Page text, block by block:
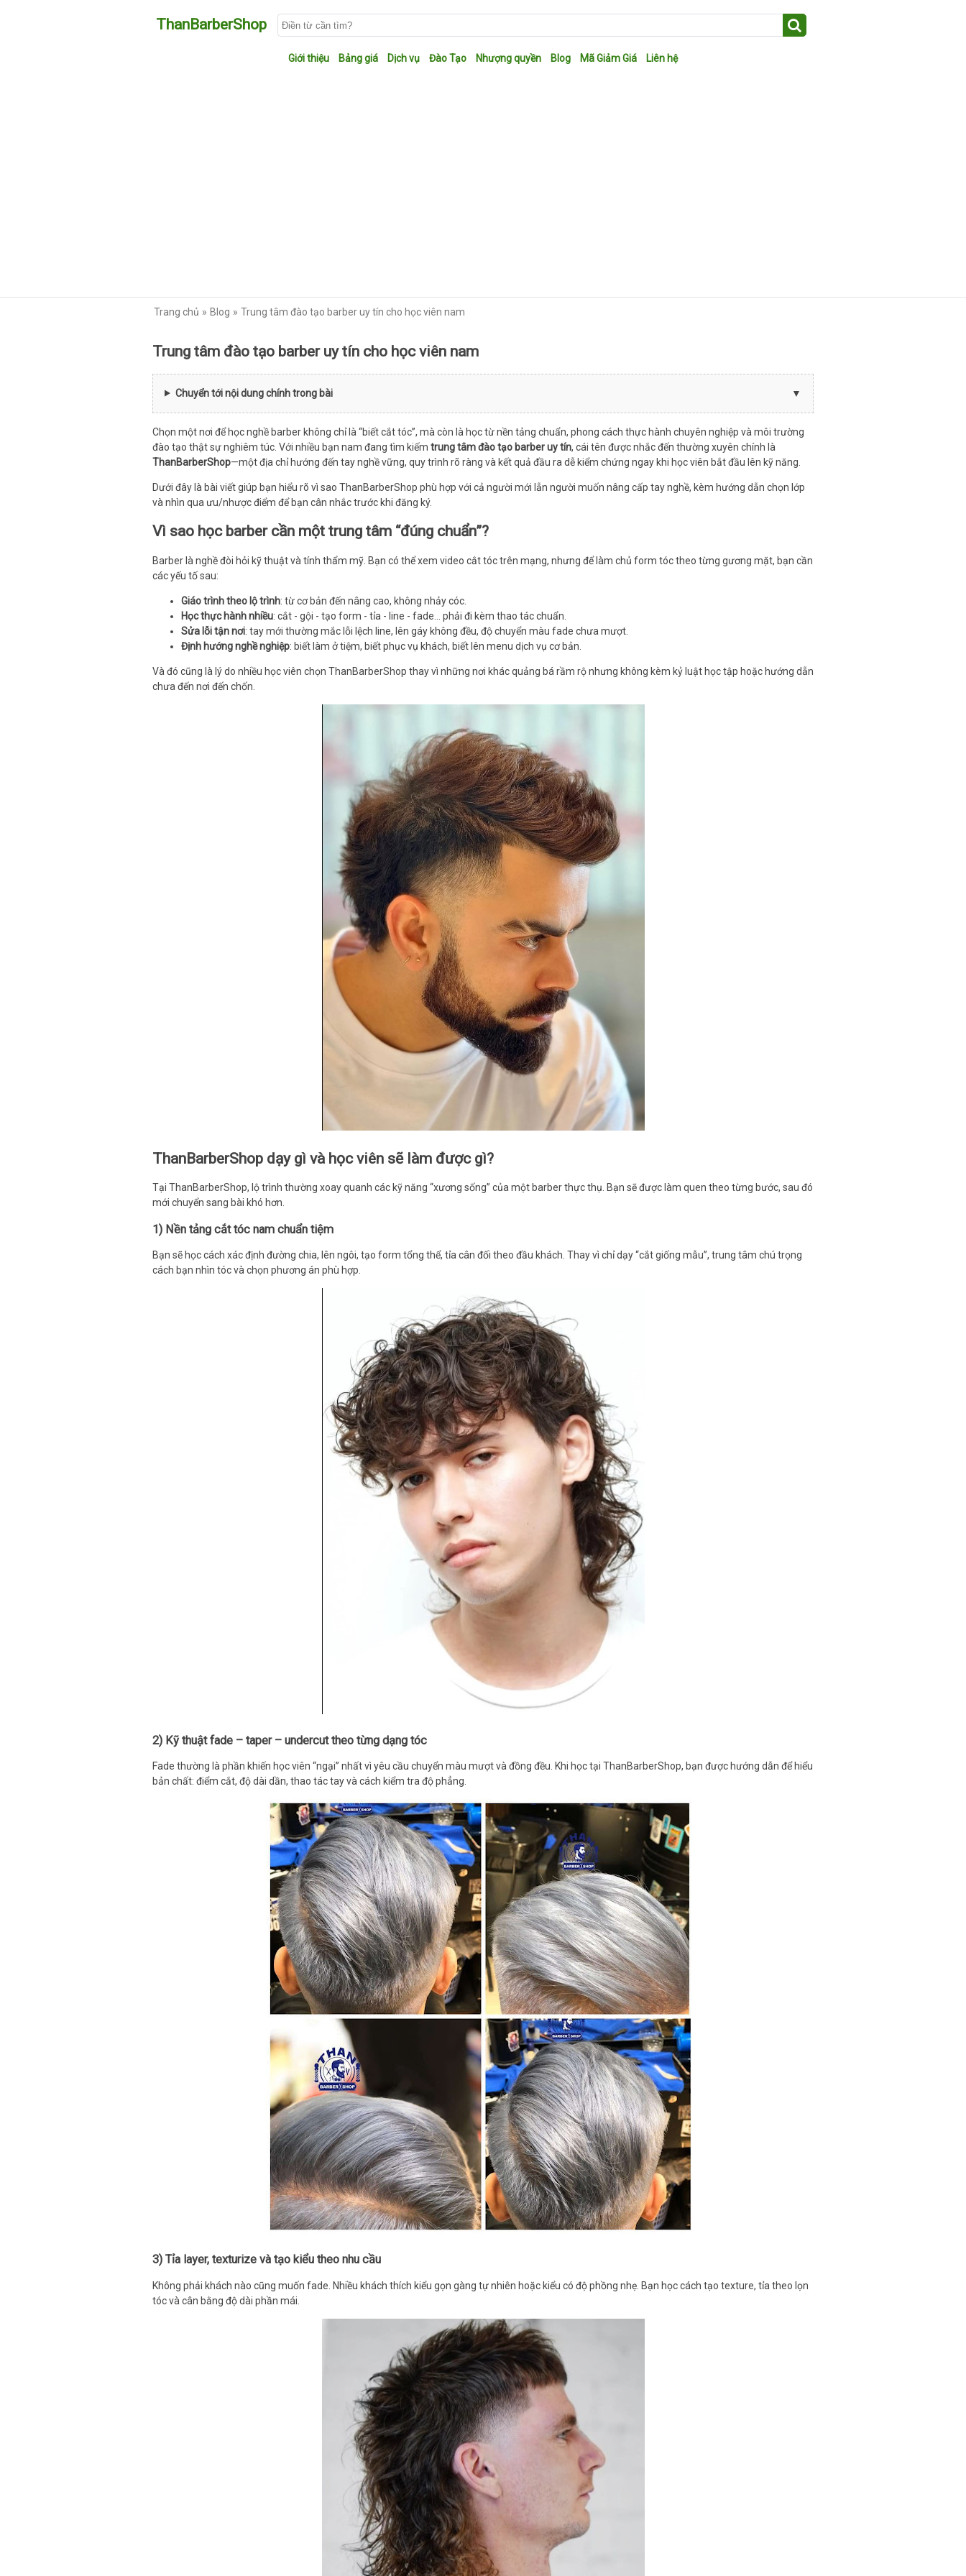
ThanBarberShop
Giới thiệu Bảng giá Dịch vụ Đào Tạo Nhượng quyền Blog Mã Giảm Giá Liên hệ
Trang chủ Blog Trung tâm đào tạo barber uy tín cho học viên nam
Trung tâm đào tạo barber uy tín cho học viên nam
Chuyển tới nội dung chính trong bài
Chọn một nơi để học nghề barber không chỉ là “biết cắt tóc”, mà còn là học từ nền tảng chuẩn, phong cách thực hành chuyên nghiệp và môi trường
đào tạo thật sự nghiêm túc. Với nhiều bạn nam đang tìm kiếm trung tâm đào tạo barber uy tín, cái tên được nhắc đến thường xuyên chính là
ThanBarberShop—một địa chỉ hướng đến tay nghề vững, quy trình rõ ràng và kết quả đầu ra dễ kiểm chứng ngay khi học viên bắt đầu lên kỹ năng.
Dưới đây là bài viết giúp bạn hiểu rõ vì sao ThanBarberShop phù hợp với cả người mới lẫn người muốn nâng cấp tay nghề, kèm hướng dẫn chọn lớp
và nhìn qua ưu/nhược điểm để bạn cân nhắc trước khi đăng ký.
Vì sao học barber cần một trung tâm “đúng chuẩn”?
Barber là nghề đòi hỏi kỹ thuật và tính thẩm mỹ. Bạn có thể xem video cắt tóc trên mạng, nhưng để làm chủ form tóc theo từng gương mặt, bạn cần
các yếu tố sau:
Giáo trình theo lộ trình: từ cơ bản đến nâng cao, không nhảy cóc.
Học thực hành nhiều: cắt - gội - tạo form - tỉa - line - fade… phải đi kèm thao tác chuẩn.
Sửa lỗi tận nơi: tay mới thường mắc lỗi lệch line, lên gáy không đều, độ chuyển màu fade chưa mượt.
Định hướng nghề nghiệp: biết làm ở tiệm, biết phục vụ khách, biết lên menu dịch vụ cơ bản.
Và đó cũng là lý do nhiều học viên chọn ThanBarberShop thay vì những nơi khác quảng bá rầm rộ nhưng không kèm kỷ luật học tập hoặc hướng dẫn
chưa đến nơi đến chốn.
ThanBarberShop dạy gì và học viên sẽ làm được gì?
Tại ThanBarberShop, lộ trình thường xoay quanh các kỹ năng “xương sống” của một barber thực thụ. Bạn sẽ được làm quen theo từng bước, sau đó
mới chuyển sang bài khó hơn.
1) Nền tảng cắt tóc nam chuẩn tiệm
Bạn sẽ học cách xác định đường chia, lên ngôi, tạo form tổng thể, tỉa cân đối theo đầu khách. Thay vì chỉ dạy “cắt giống mẫu”, trung tâm chú trọng
cách bạn nhìn tóc và chọn phương án phù hợp.
2) Kỹ thuật fade – taper – undercut theo từng dạng tóc
Fade thường là phần khiến học viên “ngại” nhất vì yêu cầu chuyển màu mượt và đồng đều. Khi học tại ThanBarberShop, bạn được hướng dẫn để hiểu
bản chất: điểm cắt, độ dài dần, thao tác tay và cách kiểm tra độ phẳng.
3) Tỉa layer, texturize và tạo kiểu theo nhu cầu
Không phải khách nào cũng muốn fade. Nhiều khách thích kiểu gọn gàng tự nhiên hoặc kiểu có độ phồng nhẹ. Bạn học cách tạo texture, tỉa theo lọn
tóc và cân bằng độ dài phần mái.